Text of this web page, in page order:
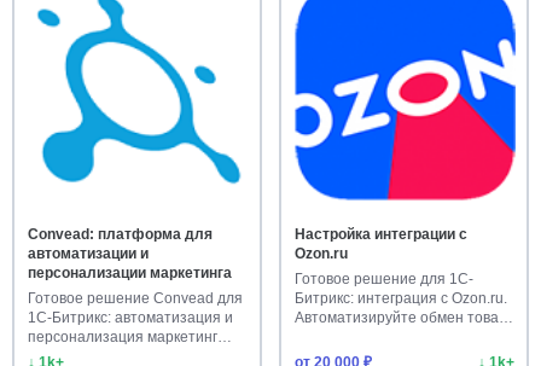
Convead: платформа для
автоматизации и
персонализации маркетинга
Готовое решение Convead для
1С-Битрикс: автоматизация и
персонализация маркетинг…
↓ 1k+
Настройка интеграции с
Ozon.ru
Готовое решение для 1С-
Битрикс: интеграция с Ozon.ru.
Автоматизируйте обмен това…
от 20 000 ₽ ↓ 1k+